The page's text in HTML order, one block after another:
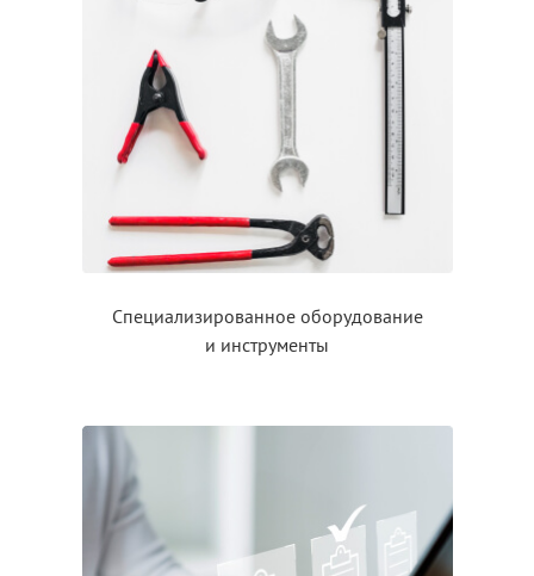
Специализированное оборудование
и инструменты